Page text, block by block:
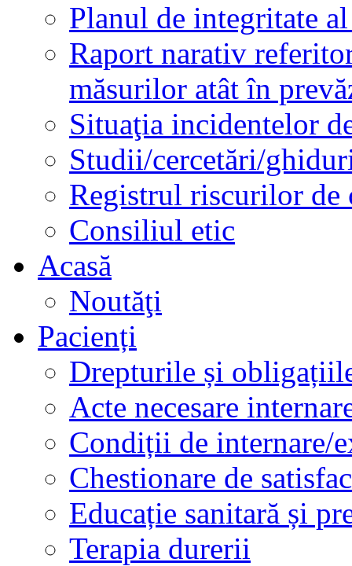
Planul de integritate
Raport narativ
măsurilor atât în
Situaţia incidentelor
Studii/cercetări/
Registrul riscurilor de
Consiliul etic
Acasă
Noutăţi
Pacienți
Drepturile și
Acte necesare
Condiții de internare/
Chestionare de
Educație sanitară și
Terapia durerii